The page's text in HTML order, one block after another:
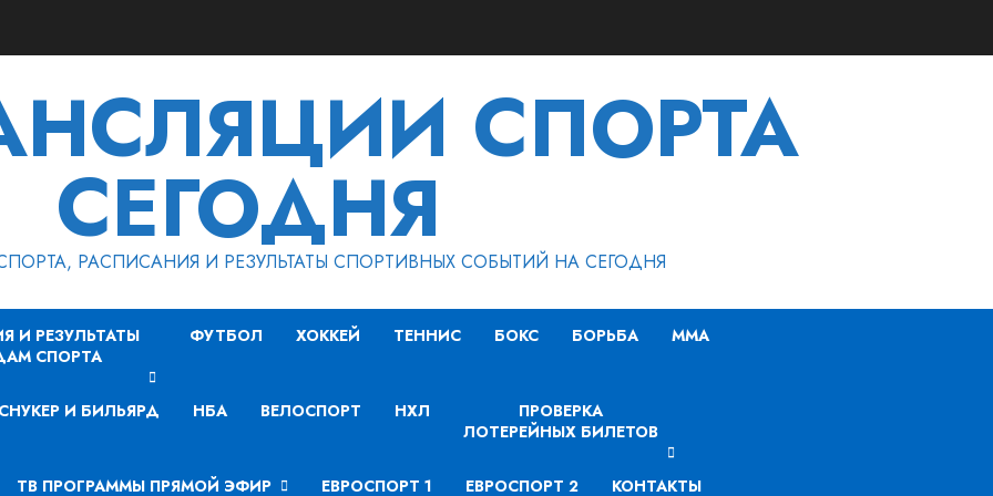
СПОРТА
СЕГОДНЯ
РАСПИСАНИЯ И РЕЗУЛЬТАТЫ СПОРТИВНЫХ СОБЫТИЙ НА СЕГОДНЯ
И РЕЗУЛЬТАТЫ
СПОРТА
ФУТБОЛ ХОККЕЙ ТЕННИС БОКС БОРЬБА MMA
СНУКЕР И БИЛЬЯРД НБА ВЕЛОСПОРТ НХЛ
ПРОВЕРКА
ЛОТЕРЕЙНЫХ БИЛЕТОВ
ТВ ПРОГРАММЫ ПРЯМОЙ ЭФИР ЕВРОСПОРТ 1 ЕВРОСПОРТ 2 КОНТАКТЫ